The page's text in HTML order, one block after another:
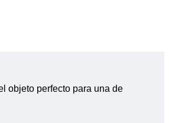
objeto perfecto para una de